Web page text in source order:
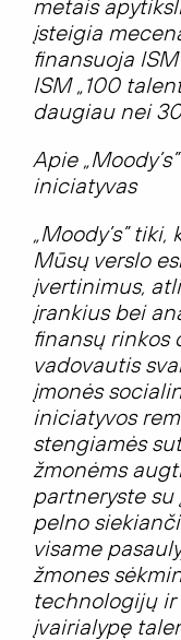
metais
įsteigia
finansuoja
ISM „100
daugiau nei
Apie „
iniciatyvas
„Moody’s”
Mūsų verslo
įvertinimus,
įrankius bei
finansų rinkos
vadovautis
įmonės
iniciatyvos
stengiamės
žmonėms
partneryste su
pelno
visame
žmones
technologijų ir
įvairialypę